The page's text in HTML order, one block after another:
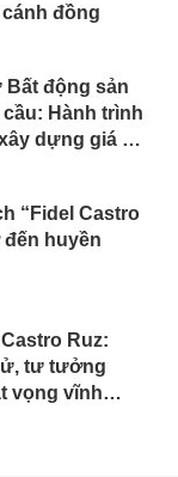
đồng
Bất động sản
Hành trình
dựng giá trị
“Fidel Castro
huyền
Ruz:
tư tưởng
vọng vĩnh